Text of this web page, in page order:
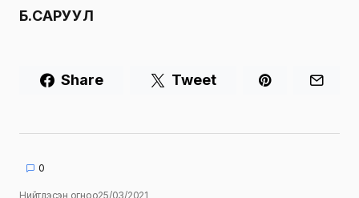
Б.САРУУЛ
Share Tweet
0
Нийтлэсэн огноо25/03/2021